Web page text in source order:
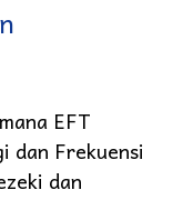
EFT
dan Frekuensi
dan